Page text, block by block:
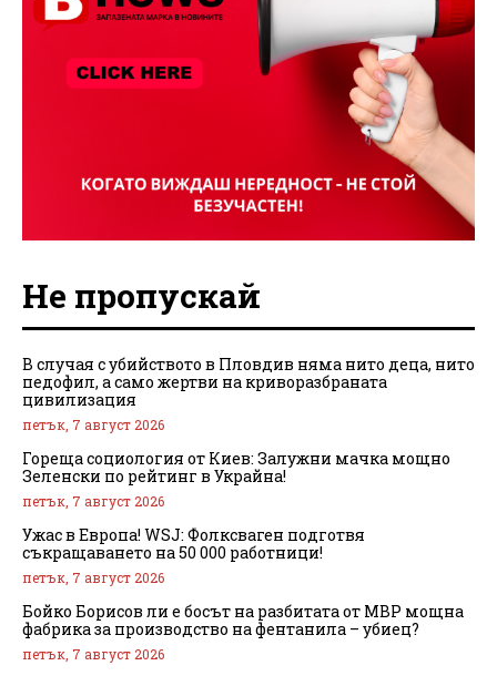
Не пропускай
В случая с убийството в Пловдив няма нито деца, нито
педофил, а само жертви на криворазбраната
цивилизация
петък, 7 август 2026
Гореща социология от Киев: Залужни мачка мощно
Зеленски по рейтинг в Украйна!
петък, 7 август 2026
Ужас в Европа! WSJ: Фолксваген подготвя
съкращаването на 50 000 работници!
петък, 7 август 2026
Бойко Борисов ли е босът на разбитата от МВР мощна
фабрика за производство на фентанила – убиец?
петък, 7 август 2026